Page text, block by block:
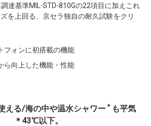
ビデオ Android™ 10 取扱説明書
達基準MIL-STD-810Gの22項目に加えこれ
を上回る、京セラ独自の耐久試験をクリ
フォンに初搭載の機能
ら向上した機能・性能
える/海の中や温水シャワー＊ も平気
＊43℃以下。